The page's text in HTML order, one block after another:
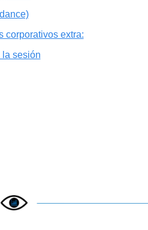
corporativos extra:
la sesión